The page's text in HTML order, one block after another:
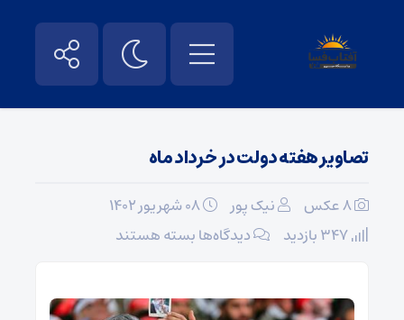
تصاویر هفته دولت در خرداد ماه
نیک پور
دیدگاه‌هابرای
دولت
بسته هستند